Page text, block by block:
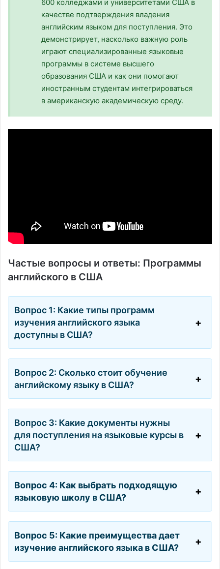
600 колледжами и университетами США в
качестве подтверждения владения
английским языком для поступления. Это
демонстрирует, насколько важную роль
играют специализированные языковые
программы в системе высшего
образования США и как они помогают
иностранным студентам интегрироваться
в американскую академическую среду.
Частые вопросы и ответы: Программы
английского в США
Вопрос 1: Какие типы программ
изучения английского языка
доступны в США?
Вопрос 2: Сколько стоит обучение
английскому языку в США?
Вопрос 3: Какие документы нужны
для поступления на языковые курсы в
США?
Вопрос 4: Как выбрать подходящую
языковую школу в США?
Вопрос 5: Какие преимущества дает
изучение английского языка в США?